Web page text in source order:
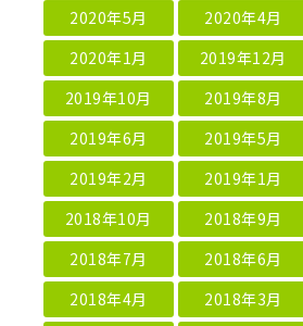
2020年5月
2020年4月
2020年1月
2019年12月
2019年10月
2019年8月
2019年6月
2019年5月
2019年2月
2019年1月
2018年10月
2018年9月
2018年7月
2018年6月
2018年4月
2018年3月